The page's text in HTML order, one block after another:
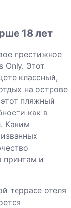
18 лет
престижное
Only. Этот
классный,
на острове
пляжный
как в
Каким
принтам и
террасе отеля